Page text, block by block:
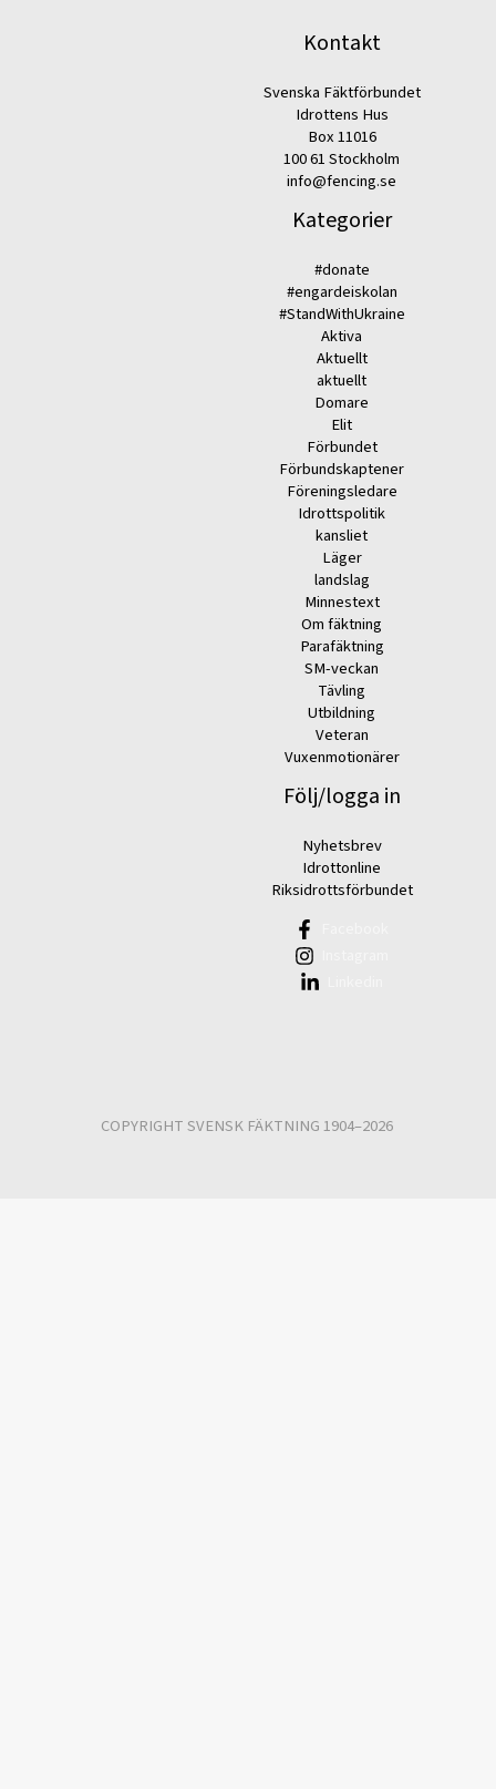
Kontakt
Svenska Fäktförbundet
Idrottens Hus
Box 11016
100 61 Stockholm
info@fencing.se
Kategorier
#donate
#engardeiskolan
#StandWithUkraine
Aktiva
Aktuellt
aktuellt
Domare
Elit
Förbundet
Förbundskaptener
Föreningsledare
Idrottspolitik
kansliet
Läger
landslag
Minnestext
Om fäktning
Parafäktning
SM-veckan
Tävling
Utbildning
Veteran
Vuxenmotionärer
Följ/logga in
Nyhetsbrev
Idrottonline
Riksidrottsförbundet
COPYRIGHT SVENSK FÄKTNING 1904–2026